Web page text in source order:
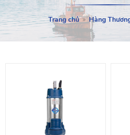
Trang chủ Hàng